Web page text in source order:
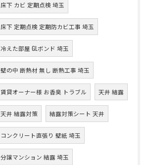
床下 カビ 定期点検 埼玉
床下 定期点検 定期防カビ工事 埼玉
冷えた部屋 GLボンド 埼玉
壁の中 断熱材 無し 断熱工事 埼玉
賃貸オーナー様 お香臭 トラブル 天井 結露
天井 結露対策 結露対策シート 天井
コンクリート直張り 壁紙 埼玉
分譲マンション 結露 埼玉